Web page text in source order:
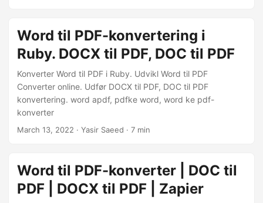
Word til PDF-konvertering i
Ruby. DOCX til PDF, DOC til PDF
Konverter Word til PDF i Ruby. Udvikl Word til PDF
Converter online. Udfør DOCX til PDF, DOC til PDF
konvertering. word apdf, pdfke word, word ke pdf-
konverter
March 13, 2022 · Yasir Saeed · 7 min
Word til PDF-konverter | DOC til
PDF | DOCX til PDF | Zapier